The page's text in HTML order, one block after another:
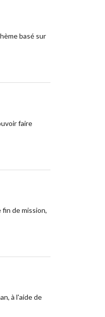
basé sur
faire
de mission,
à l'aide de